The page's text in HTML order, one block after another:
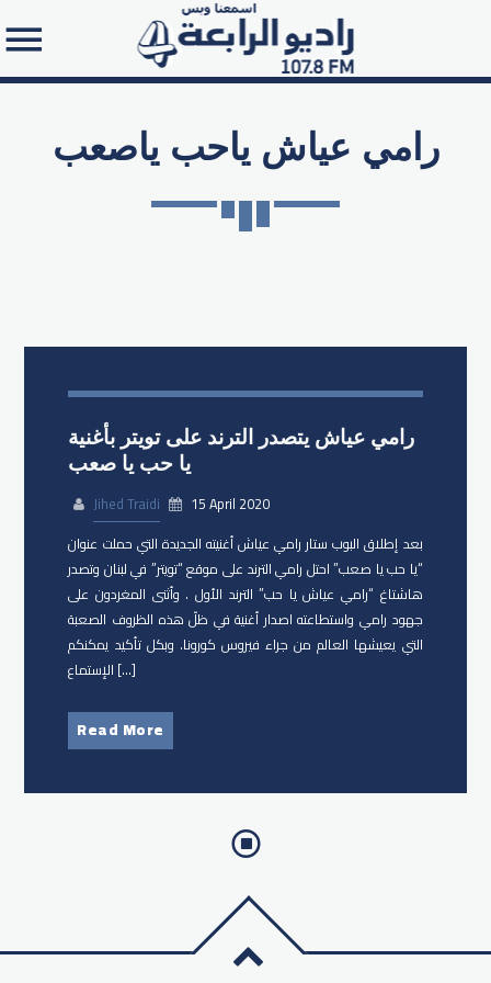
رامي عياش ياحب ياصعب
رامي عياش يتصدر الترند على تويتر بأغنية
يا حب يا صعب
Jihed Traidi
15 April 2020
بعد إطلاق البوب ستار رامي عياش أغنيته الجديدة التي حملت عنوان
“يا حب يا صعب” احتل رامي الترند على موقع “تويتر” في لبنان وتصدر
هاشتاغ “رامي عياش يا حب” الترند الأول . وأثنى المغردون على
جهود رامي واستطاعته اصدار أغنية في ظلّ هذه الظروف الصعبة
التي يعيشها العالم من جراء فيروس كورونا. وبكل تأكيد يمكنكم
الإستماع […]
Read More